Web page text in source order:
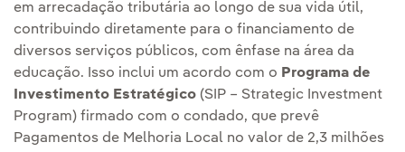
em arrecadação tributária ao longo de sua vida útil,
contribuindo diretamente para o financiamento de
diversos serviços públicos, com ênfase na área da
educação. Isso inclui um acordo com o Programa de
Investimento Estratégico (SIP – Strategic Investment
Program) firmado com o condado, que prevê
Pagamentos de Melhoria Local no valor de 2,3 milhões